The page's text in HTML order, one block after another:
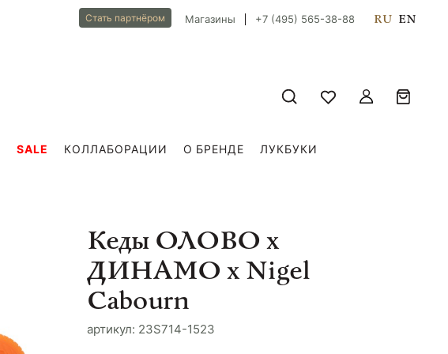
Стать партнёром Магазины +7 (495) 565-38-88 RU EN
SALE КОЛЛАБОРАЦИИ О БРЕНДЕ ЛУКБУКИ
Кеды ОЛОВО х
ДИНАМО х Nigel
Cabourn
aртикул: 23S714-1523